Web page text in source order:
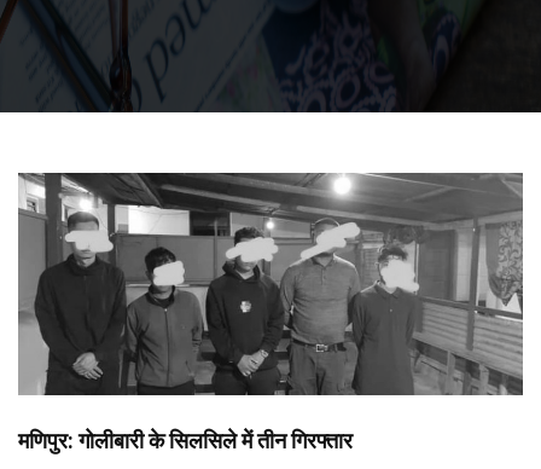
मणिपुर: गोलीबारी के सिलसिले में तीन गिरफ्तार